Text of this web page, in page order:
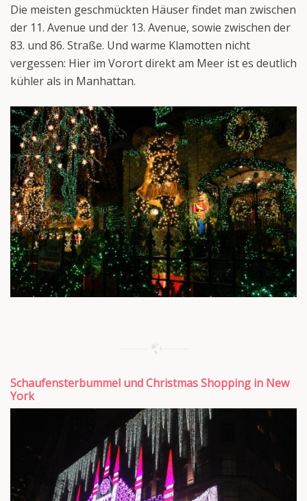
Die meisten geschmückten Häuser findet man zwischen
der 11. Avenue und der 13. Avenue, sowie zwischen der
83. und 86. Straße. Und warme Klamotten nicht
vergessen: Hier im Vorort direkt am Meer ist es deutlich
kühler als in Manhattan.
Schaufensterbummel und Christmas Shopping in New
York